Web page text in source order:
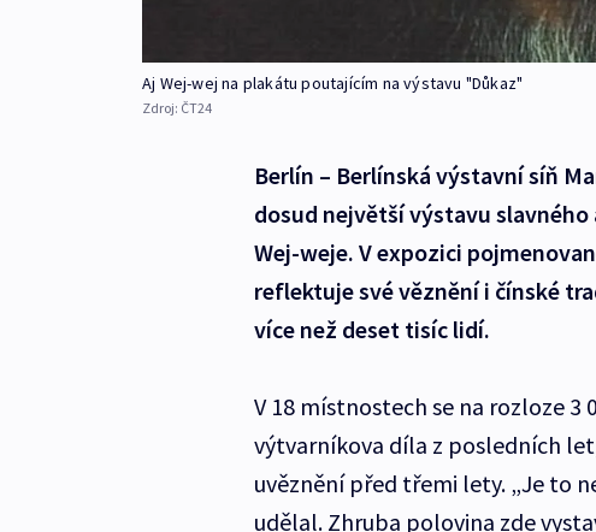
Aj Wej-wej na plakátu poutajícím na výstavu "Důkaz"
Zdroj: ČT24
Berlín – Berlínská výstavní síň
dosud největší výstavu
Wej-weje. V expozici
reflektuje své věznění i čínské
více než deset tisíc lidí.
V 18 místnostech se na rozloze
výtvarníkova díla z posledních
uvěznění před třemi lety. „Je to
udělal. Zhruba polovina zde